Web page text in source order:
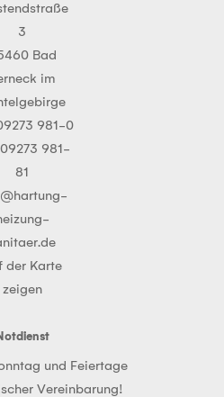
3
Bad
im
981-0
981-
81
der Karte
zeigen
und Feiertage
Vereinbarung!